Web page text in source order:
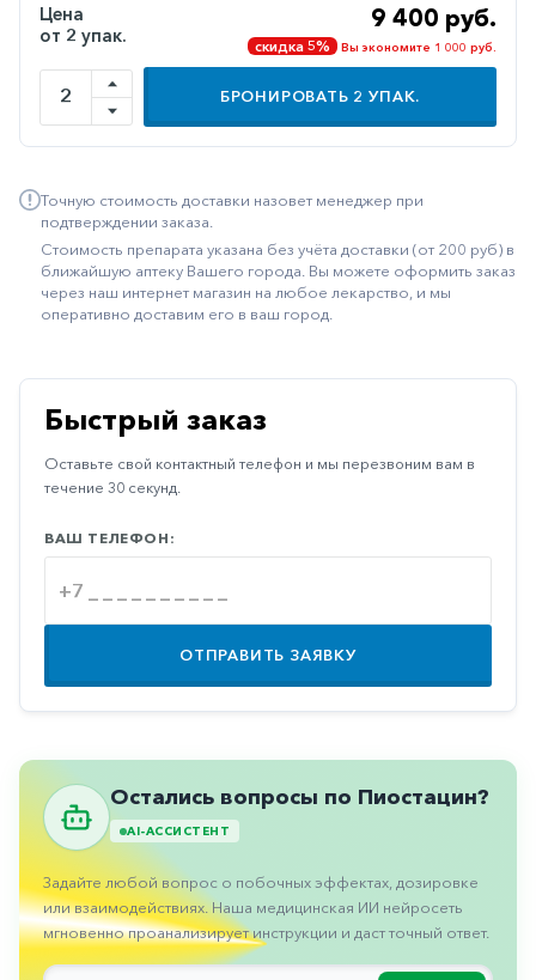
Метаболизм
Минеральный
обмен
Наружные
Неврологические
Остеопороз
Офтальмология
Противовирусные
Противовоспалительные
Противоопухолевые
Противоподагрические
Противорвотные
Противоэпилептические
Пульмонология
Сердечные
Сосудистые
Тромбозы
Урология
Цена
от 2 упак.
9 400 руб.
скидка 5% Вы экономите 1 000 руб.
БРОНИРОВАТЬ 2 УПАК.
Точную стоимость доставки назовет менеджер при
подтверждении заказа.
Стоимость препарата указана без учёта доставки (от 200 руб) в
ближайшую аптеку Вашего города. Вы можете оформить заказ
через наш интернет магазин на любое лекарство, и мы
оперативно доставим его в ваш город.
Быстрый заказ
Оставьте свой контактный телефон и мы перезвоним вам в
течение 30 секунд.
ВАШ ТЕЛЕФОН:
ОТПРАВИТЬ ЗАЯВКУ
Остались вопросы по Пиостацин?
AI-АССИСТЕНТ
Задайте любой вопрос о побочных эффектах, дозировке
или взаимодействиях. Наша медицинская ИИ нейросеть
мгновенно проанализирует инструкции и даст точный ответ.